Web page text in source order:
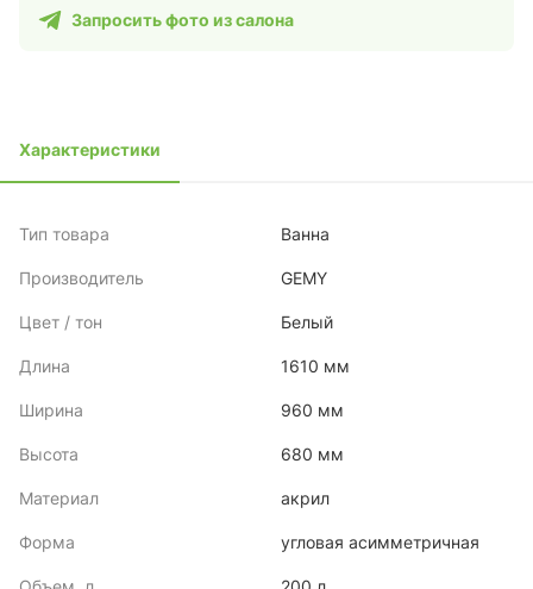
Запросить фото из салона
Характеристики
Тип товара Ванна
Производитель GEMY
Цвет / тон Белый
Длина 1610 мм
Ширина 960 мм
Высота 680 мм
Материал акрил
Форма угловая асимметричная